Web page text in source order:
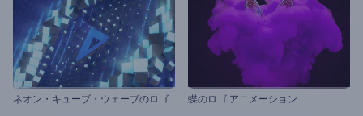
ネオン・キューブ・ウェーブのロゴ 蝶のロゴ アニメーション